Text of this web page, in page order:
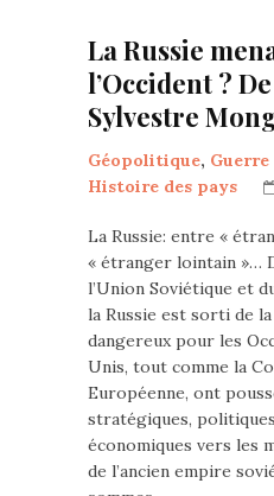
La Russie
l’Occident ?
Sylvestre
Géopolitique,
Histoire des pays
La Russie: entre «
« étranger lointain »…
l’Union Soviétique et
la Russie est sorti de
dangereux pour les
Unis, tout comme la
Européenne, ont
stratégiques,
économiques vers les
de l’ancien empire